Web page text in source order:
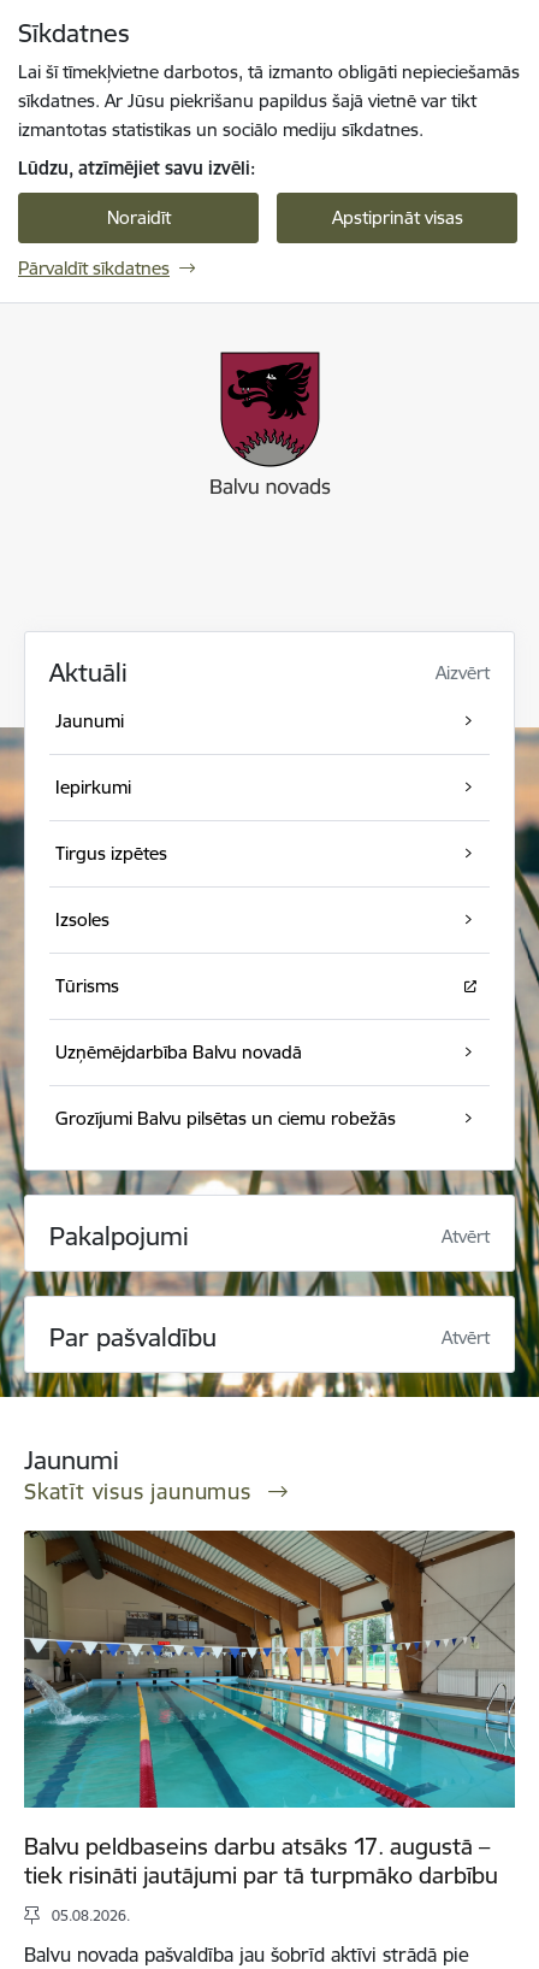
Sīkdatnes
Lai šī tīmekļvietne darbotos, tā izmanto obligāti nepieciešamās
sīkdatnes. Ar Jūsu piekrišanu papildus šajā vietnē var tikt
izmantotas statistikas un sociālo mediju sīkdatnes.
Lūdzu, atzīmējiet savu izvēli:
Noraidīt Apstiprināt visas
Pārvaldīt sīkdatnes
Aktuāli Aizvērt
Jaunumi
Iepirkumi
Tirgus izpētes
Izsoles
Tūrisms
Uzņēmējdarbība Balvu novadā
Grozījumi Balvu pilsētas un ciemu robežās
Pakalpojumi Atvērt
Par pašvaldību Atvērt
Jaunumi
Skatīt visus jaunumus
Balvu peldbaseins darbu atsāks 17. augustā –
tiek risināti jautājumi par tā turpmāko darbību
05.08.2026.
Balvu novada pašvaldība jau šobrīd aktīvi strādā pie